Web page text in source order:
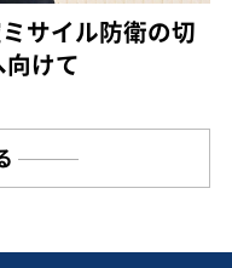
サイル防衛の切
けて